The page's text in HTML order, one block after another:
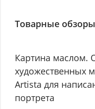
Товарные обзоры
Картина маслом.
художественных
Artista для
портрета